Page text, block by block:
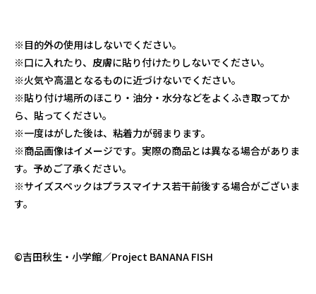
※目的外の使用はしないでください。
※口に入れたり、皮膚に貼り付けたりしないでください。
※火気や高温となるものに近づけないでください。
※貼り付け場所のほこり・油分・水分などをよくふき取ってか
ら、貼ってください。
※一度はがした後は、粘着力が弱まります。
※商品画像はイメージです。実際の商品とは異なる場合がありま
す。予めご了承ください。
※サイズスペックはプラスマイナス若干前後する場合がございま
す。
©吉田秋生・小学館／Project BANANA FISH